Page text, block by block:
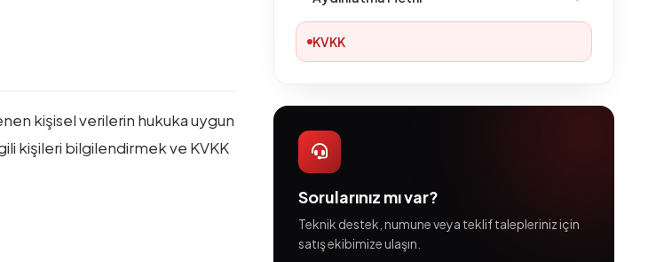
kişisel verilerin hukuka uygun
kişileri bilgilendirmek ve KVKK
KVKK
Sorularınız mı var?
Teknik destek, numune veya teklif talepleriniz için
satış ekibimize ulaşın.